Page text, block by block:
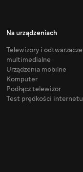
Na urządzeniach
Telewizory i odtwarzacze
multimedialne
Urządzenia mobilne
Komputer
Podłącz telewizor
Test prędkości internetu